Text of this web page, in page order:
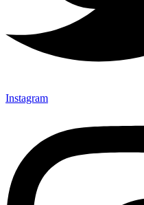
Instagram